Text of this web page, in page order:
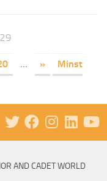
... »
Minst
AND CADET WORLD